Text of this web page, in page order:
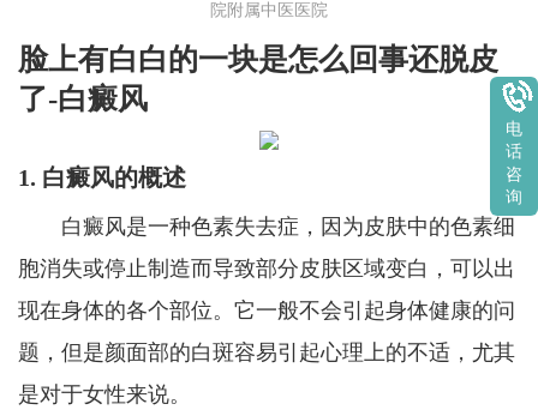
院附属中医医院
脸上有白白的一块是怎么回事还脱皮
了-白癜风
1. 白癜风的概述
白癜风是一种色素失去症，因为皮肤中的色素细
胞消失或停止制造而导致部分皮肤区域变白，可以出
现在身体的各个部位。它一般不会引起身体健康的问
题，但是颜面部的白斑容易引起心理上的不适，尤其
是对于女性来说。
电
话
咨
询